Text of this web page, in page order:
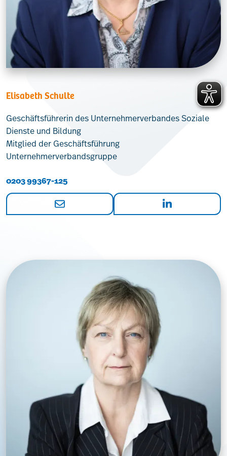
Elisabeth Schulte
Geschäftsführerin des Unternehmerverbandes Soziale
Dienste und Bildung
Mitglied der Geschäftsführung
Unternehmerverbandsgruppe
0203 99367-125